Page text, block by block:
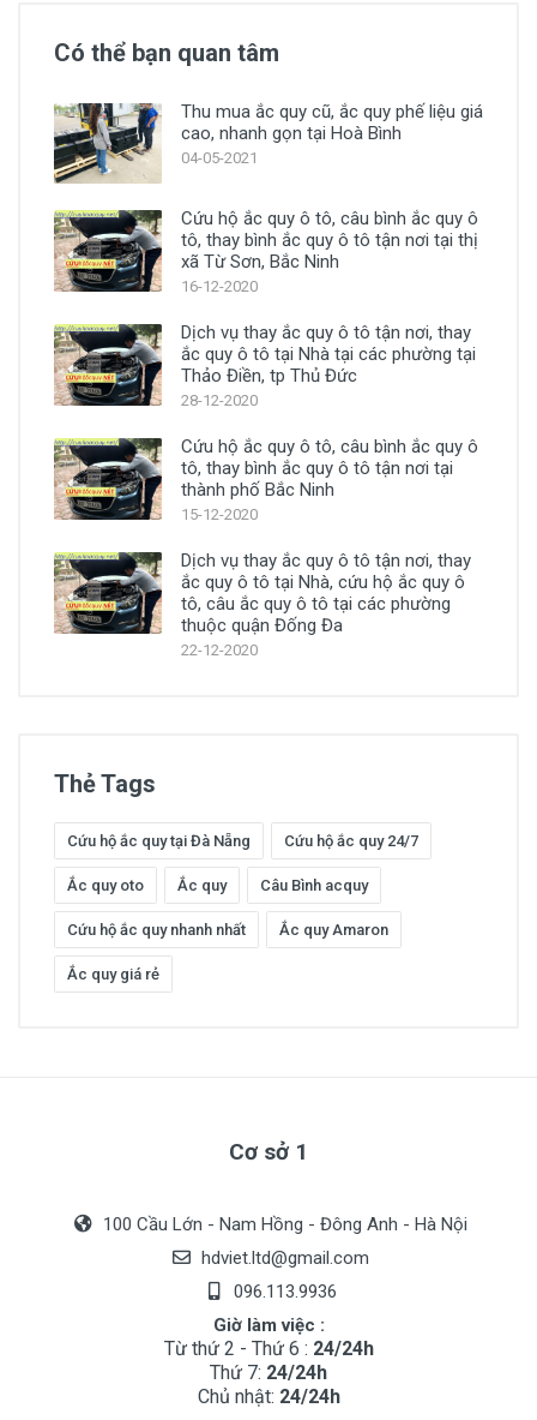
Có thể bạn quan tâm
Thu mua ắc quy cũ, ắc quy phế liệu giá
cao, nhanh gọn tại Hoà Bình
04-05-2021
Cứu hộ ắc quy ô tô, câu bình ắc quy ô
tô, thay bình ắc quy ô tô tận nơi tại thị
xã Từ Sơn, Bắc Ninh
16-12-2020
Dịch vụ thay ắc quy ô tô tận nơi, thay
ắc quy ô tô tại Nhà tại các phường tại
Thảo Điền, tp Thủ Đức
28-12-2020
Cứu hộ ắc quy ô tô, câu bình ắc quy ô
tô, thay bình ắc quy ô tô tận nơi tại
thành phố Bắc Ninh
15-12-2020
Dịch vụ thay ắc quy ô tô tận nơi, thay
ắc quy ô tô tại Nhà, cứu hộ ắc quy ô
tô, câu ắc quy ô tô tại các phường
thuộc quận Đống Đa
22-12-2020
Thẻ Tags
Cứu hộ ắc quy tại Đà Nẵng Cứu hộ ắc quy 24/7
Ắc quy oto Ắc quy Câu Bình acquy
Cứu hộ ắc quy nhanh nhất Ắc quy Amaron
Ắc quy giá rẻ
Cơ sở 1
100 Cầu Lớn - Nam Hồng - Đông Anh - Hà Nội
hdviet.ltd@gmail.com
096.113.9936
Giờ làm việc :
Từ thứ 2 - Thứ 6 : 24/24h
Thứ 7: 24/24h
Chủ nhật: 24/24h